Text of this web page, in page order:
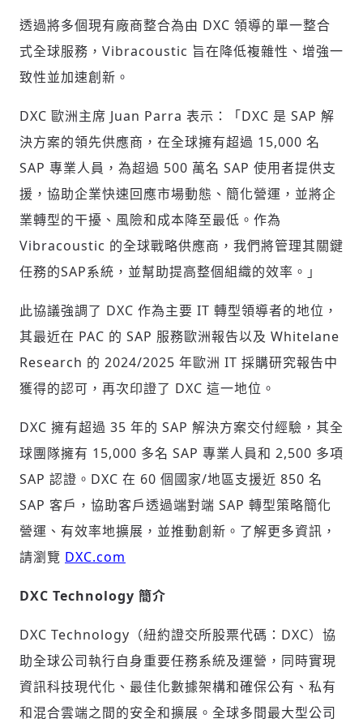
登入或註冊
歡迎您加入《旭時報》
參與下一波全球科技革命
輸入 Email 驗證碼
請輸入發送到的驗證碼
驗證
透過將多個現有廠商整合為由 DXC 領導的單一整合
式全球服務，Vibracoustic 旨在降低複雜性、增強一
致性並加速創新。
DXC 歐洲主席 Juan Parra 表示：「DXC 是 SAP 解
決方案的領先供應商，在全球擁有超過 15,000 名
SAP 專業人員，為超過 500 萬名 SAP 使用者提供支
援，協助企業快速回應市場動態、簡化營運，並將企
業轉型的干擾、風險和成本降至最低。作為
Vibracoustic 的全球戰略供應商，我們將管理其關鍵
任務的SAP系統，並幫助提高整個組織的效率。」
此協議強調了 DXC 作為主要 IT 轉型領導者的地位，
其最近在 PAC 的 SAP 服務歐洲報告以及 Whitelane
Research 的 2024/2025 年歐洲 IT 採購研究報告中
獲得的認可，再次印證了 DXC 這一地位。
DXC 擁有超過 35 年的 SAP 解決方案交付經驗，其全
球團隊擁有 15,000 多名 SAP 專業人員和 2,500 多項
SAP 認證。DXC 在 60 個國家/地區支援近 850 名
SAP 客戶，協助客戶透過端對端 SAP 轉型策略簡化
營運、有效率地擴展，並推動創新。了解更多資訊，
請瀏覽 DXC.com
DXC Technology 簡介
DXC Technology（紐約證交所股票代碼：DXC）協
助全球公司執行自身重要任務系統及運營，同時實現
資訊科技現代化、最佳化數據架構和確保公有、私有
和混合雲端之間的安全和擴展。全球多間最大型公司